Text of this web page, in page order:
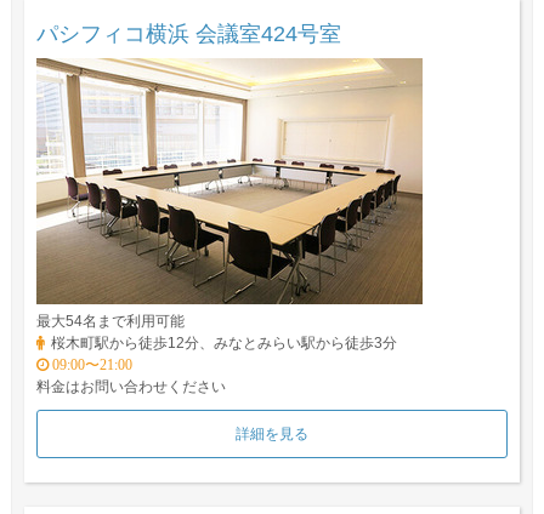
パシフィコ横浜 会議室424号室
最大54名まで利用可能
桜木町駅から徒歩12分、みなとみらい駅から徒歩3分
09:00〜21:00
料金はお問い合わせください
詳細を見る